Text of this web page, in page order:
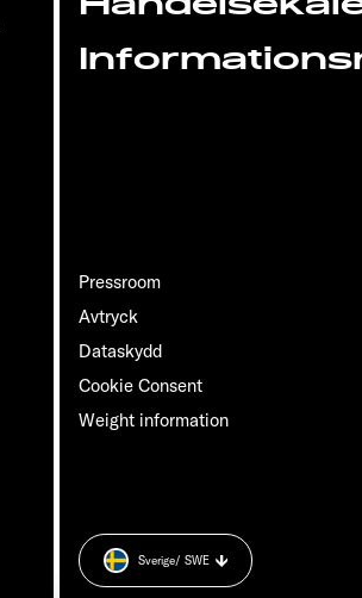
Pressroom
Avtryck
Dataskydd
Cookie Consent
Weight information
Sverige/ SWE